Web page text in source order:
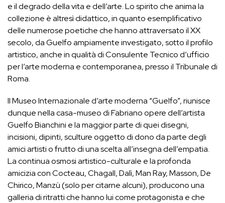
e il degrado della vita e dell’arte. Lo spirito che anima la
collezione è altresì didattico, in quanto esemplificativo
delle numerose poetiche che hanno attraversato il XX
secolo, da Guelfo ampiamente investigato, sotto il profilo
artistico, anche in qualità di Consulente Tecnico d’ufficio
per l’arte moderna e contemporanea, presso il Tribunale di
Roma.
Il Museo Internazionale d’arte moderna “Guelfo”, riunisce
dunque nella casa-museo di Fabriano opere dell’artista
Guelfo Bianchini e la maggior parte di quei disegni,
incisioni, dipinti, sculture oggetto di dono da parte degli
amici artisti o frutto di una scelta all’insegna dell’empatia.
La continua osmosi artistico-culturale e la profonda
amicizia con Cocteau, Chagall, Dalì, Man Ray, Masson, De
Chirico, Manzù (solo per citarne alcuni), producono una
galleria di ritratti che hanno lui come protagonista e che